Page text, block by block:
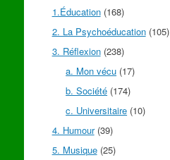
1.Éducation(168)
2. La Psychoéducation(105)
3. Réflexion(238)
a. Mon vécu (17)
b. Société (174)
c. Universitaire (10)
4. Humour(39)
5. Musique(25)